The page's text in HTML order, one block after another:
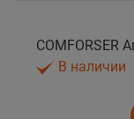
В наличии